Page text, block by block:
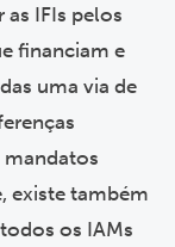
as IFIs pelos
financiam e
uma via de
mandatos
existe também
os IAMs